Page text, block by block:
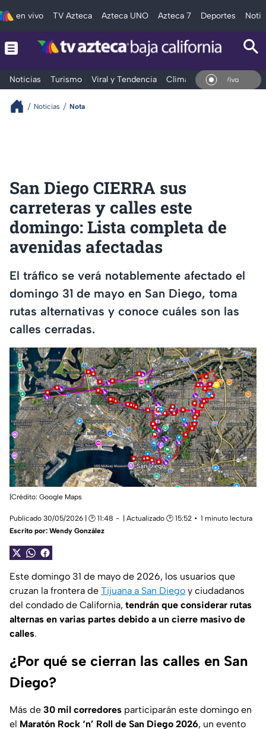
en vivo TV Azteca Azteca UNO Azteca 7 Deportes
Noticias Turismo Viral y Tendencia Clima Deportes
En Vivo
Noticias Nota
San Diego CIERRA sus
carreteras y calles este
domingo: Lista completa de
avenidas afectadas
El tráfico se verá notablemente afectado el
domingo 31 de mayo en San Diego, toma
rutas alternativas y conoce cuáles son las
calles cerradas.
|Crédito: Google Maps
Publicado 30/05/2026 | 🕑 11:48 | Actualizado 🕑 15:52
1 minuto lectura
Escrito por: Wendy González
Este domingo 31 de mayo de 2026, los usuarios que
cruzan la frontera de Tijuana a San Diego y ciudadanos
del condado de California, tendrán que considerar rutas
alternas en varias partes debido a un cierre masivo de
calles.
¿Por qué se cierran las calles en San
Diego?
Más de 30 mil corredores participarán este domingo en
el Maratón Rock ‘n’ Roll de San Diego 2026, un evento